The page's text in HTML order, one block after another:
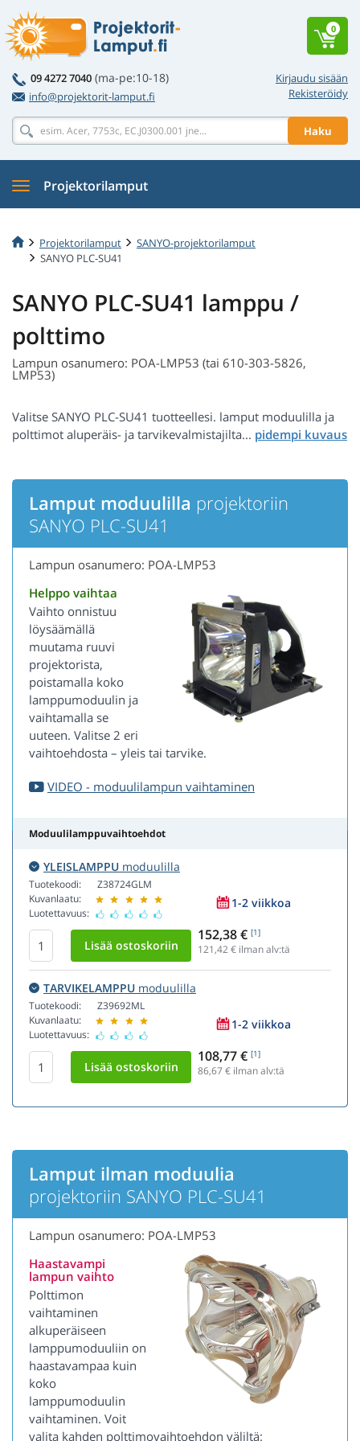
Kirjaudu sisään
Rekisteröidy
09 4272 7040 (ma-pe:10-18)
info@projektorit-lamput.fi
Haku
0
Projektorilamput
Projektorilamput
SANYO-projektorilamput
SANYO PLC-SU41
SANYO PLC-SU41 lamppu /
polttimo
Lampun osanumero: POA-LMP53 (tai 610-303-5826,
LMP53)
Valitse SANYO PLC-SU41 tuotteellesi. lamput moduulilla ja
polttimot aluperäis- ja tarvikevalmistajilta...
Lamput moduulilla projektoriin
SANYO PLC-SU41
Lampun osanumero: POA-LMP53
Helppo vaihtaa
Vaihto onnistuu
löysäämällä
muutama ruuvi
projektorista,
poistamalla koko
lamppumoduulin ja
vaihtamalla se
uuteen. Valitse 2 eri
vaihtoehdosta – yleis tai tarvike.
VIDEO - moduulilampun vaihtaminen
Moduulilamppuvaihtoehdot
YLEISLAMPPU moduulilla
Tuotekoodi:
Kuvanlaatu:
Luotettavuus:
Z38724GLM
1-2 viikkoa
152,38 € [1]
121,42€ ilman alv:tä
TARVIKELAMPPU moduulilla
Tuotekoodi:
Kuvanlaatu:
Luotettavuus:
Z39692ML
1-2 viikkoa
108,77 € [1]
86,67 € ilman alv:tä
Lamput ilman moduulia
projektoriin SANYO PLC-SU41
Lampun osanumero: POA-LMP53
Haastavampi
lampun vaihto
Polttimon
vaihtaminen
alkuperäiseen
lamppumoduuliin on
haastavampaa kuin
koko
lamppumoduulin
vaihtaminen. Voit
valita kahden polttimovaihtoehdon väliltä: